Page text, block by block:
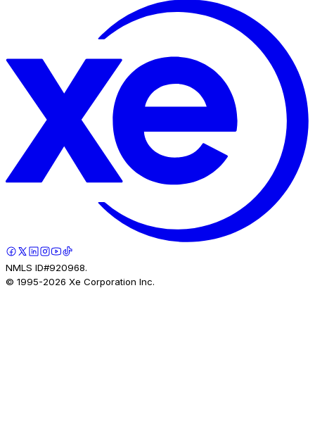
NMLS ID#920968.
© 1995-2026 Xe Corporation Inc.